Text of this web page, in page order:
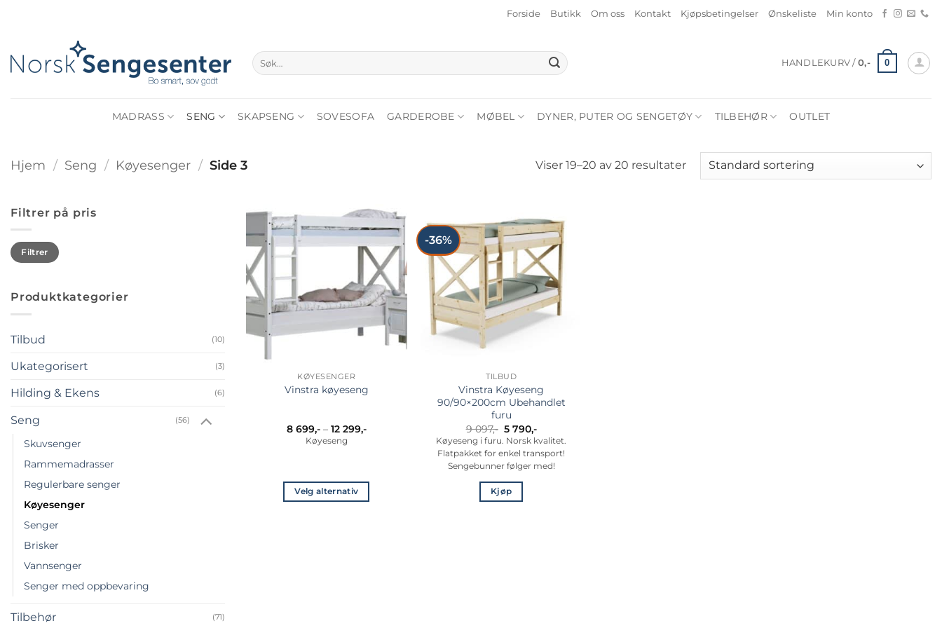
Forside Butikk Om oss Kontakt Kjøpsbetingelser Ønskeliste Min konto
Søk
etter:
HANDLEKURV / 0,- 0
MADRASS SENG SKAPSENG SOVESOFA GARDEROBE MØBEL DYNER, PUTER OG SENGETØY TILBEHØR OUTLET
Hjem / Seng / Køyesenger / Side 3 Viser 19–20 av 20 resultater
Filtrer på pris
Min.
pris
Makspris
Filtrer
Produktkategorier
Tilbud (10)
Ukategorisert (3)
Hilding & Ekens (6)
Seng (56)
Skuvsenger
Rammemadrasser
Regulerbare senger
Køyesenger
Senger
Brisker
Vannsenger
Senger med oppbevaring
Tilbehør (71)
KØYESENGER
Vinstra køyeseng
8 699,- – 12 299,-Prisområde:
Køyeseng
Velg alternativ
-36%
TILBUD
Vinstra Køyeseng
90/90×200cm Ubehandlet
furu
9 097,- Opprinnelig
pris
var:
9
097,-.
5 790,-Nåværende
pris
er:
5
790,-.
Køyeseng i furu. Norsk kvalitet.
Flatpakket for enkel transport!
Sengebunner følger med!
Kjøp